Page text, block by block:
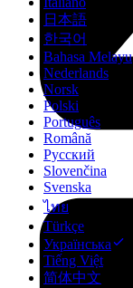
日本語
한국어
Bahasa Melayu
Nederlands
Norsk
Polski
Português
Română
Русский
Slovenčina
Svenska
ไทย
Türkçe
Українська
Tiếng Việt
简体中文